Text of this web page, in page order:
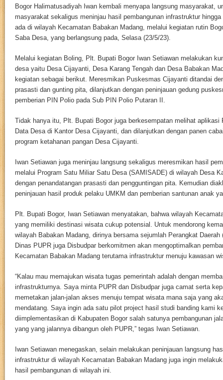
Bogor Halimatusadiyah Iwan kembali menyapa langsung masyarakat,
masyarakat sekaligus meninjau hasil pembangunan infrastruktur
ada di wilayah Kecamatan Babakan Madang, melalui kegiatan rutin
Saba Desa, yang berlangsung pada, Selasa (23/5/23).
Melalui kegiatan Boling, Plt. Bupati Bogor Iwan Setiawan melakukan
desa yaitu Desa Cijayanti, Desa Karang Tengah dan Desa Babakan
kegiatan sebagai berikut. Meresmikan Puskesmas Cijayanti ditandai
prasasti dan gunting pita, dilanjutkan dengan peninjauan gedung
pemberian PIN Polio pada Sub PIN Polio Putaran II.
Tidak hanya itu, Plt. Bupati Bogor juga berkesempatan melihat aplikasi
Data Desa di Kantor Desa Cijayanti, dan dilanjutkan dengan panen
program ketahanan pangan Desa Cijayanti.
Iwan Setiawan juga meninjau langsung sekaligus meresmikan hasil
melalui Program Satu Miliar Satu Desa (SAMISADE) di wilayah Desa
dengan penandatangan prasasti dan pengguntingan pita. Kemudian
peninjauan hasil produk pelaku UMKM dan pemberian santunan anak
Plt. Bupati Bogor, Iwan Setiawan menyatakan, bahwa wilayah
yang memiliki destinasi wisata cukup potensial. Untuk mendorong
wilayah Babakan Madang, dirinya bersama sejumlah Perangkat
Dinas PUPR juga Disbudpar berkomitmen akan mengoptimalkan
Kecamatan Babakan Madang terutama infrastruktur menuju kawasan
“Kalau mau memajukan wisata tugas pemerintah adalah dengan
infrastrukturnya. Saya minta PUPR dan Disbudpar juga camat serta
memetakan jalan-jalan akses menuju tempat wisata mana saja yang
mendatang. Saya ingin ada satu pilot project hasil studi banding kami
diimplementasikan di Kabupaten Bogor salah satunya pembangunan
yang yang jalannya dibangun oleh PUPR,” tegas Iwan Setiawan.
Iwan Setiawan menegaskan, selain melakukan peninjauan langsung
infrastruktur di wilayah Kecamatan Babakan Madang juga ingin
hasil pembangunan di wilayah ini.